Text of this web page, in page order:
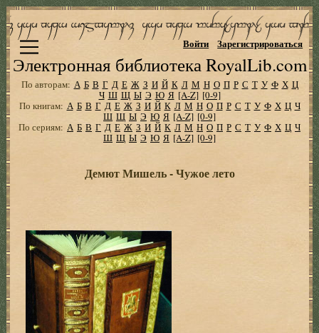
Электронная библиотека RoyalLib.com
Войти Зарегистрироваться
По авторам: А Б В Г Д Е Ж З И Й К Л М Н О П Р С Т У Ф Х Ц
Ч Ш Щ Ы Э Ю Я [A-Z] [0-9]
По книгам: А Б В Г Д Е Ж З И Й К Л М Н О П Р С Т У Ф Х Ц Ч
Ш Щ Ы Э Ю Я [A-Z] [0-9]
По сериям: А Б В Г Д Е Ж З И Й К Л М Н О П Р С Т У Ф Х Ц Ч
Ш Щ Ы Э Ю Я [A-Z] [0-9]
Демют Мишель - Чужое лето